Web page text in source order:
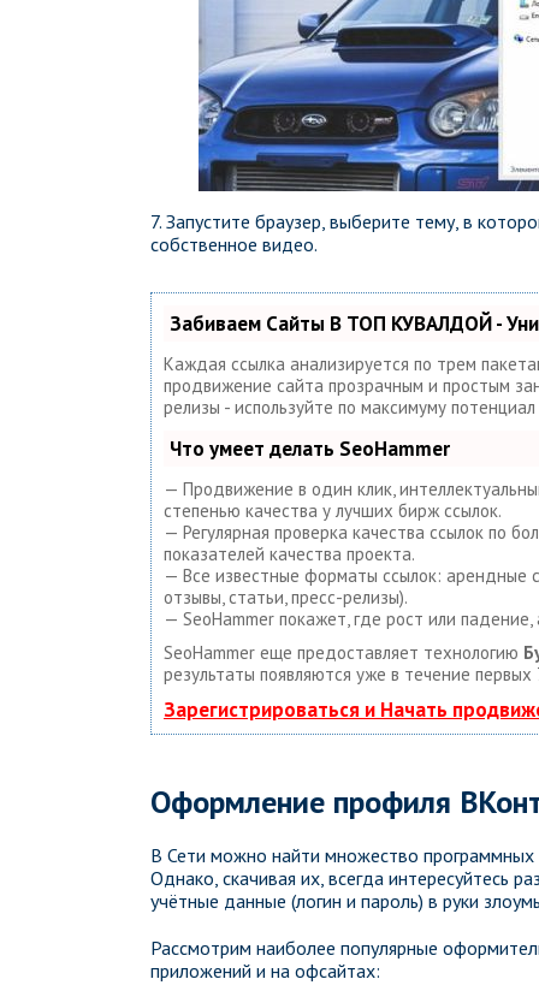
7. Запустите браузер, выберите тему, в
собственное видео.
Забиваем Сайты В ТОП КУВАЛДОЙ -
Каждая ссылка анализируется по трем
продвижение сайта прозрачным и простым
релизы - используйте по максимуму
Что умеет делать SeoHammer
— Продвижение в один клик,
степенью качества у лучших бирж ссылок.
— Регулярная проверка качества ссылок по
показателей качества проекта.
— Все известные форматы ссылок: арендные
отзывы, статьи, пресс-релизы).
— SeoHammer покажет, где рост или
SeoHammer еще предоставляет технологию
результаты появляются уже в течение первых
Зарегистрироваться и Начать
Оформление профиля
В Сети можно найти множество
Однако, скачивая их, всегда интересуйтесь
учётные данные (логин и пароль) в руки
Рассмотрим наиболее популярные
приложений и на офсайтах: